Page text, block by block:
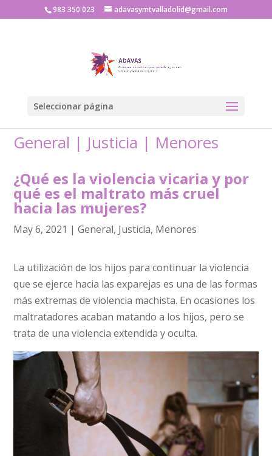
983 350 023 adavasymtvalladolid@gmail.com
Seleccionar página
General | Justicia | Menores
¿Qué es la violencia vicaria y por
qué es el maltrato más cruel
hacia las mujeres?
May 6, 2021 |General, Justicia, Menores
La utilización de los hijos para continuar la violencia
que se ejerce hacia las exparejas es una de las formas
más extremas de violencia machista. En ocasiones los
maltratadores acaban matando a los hijos, pero se
trata de una violencia extendida y oculta.